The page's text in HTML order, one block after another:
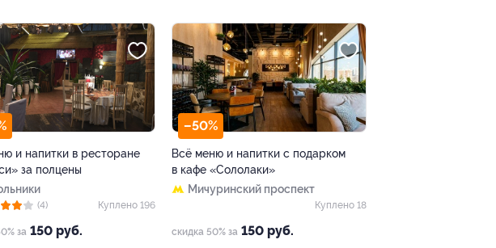
и напитки в ресторане
за полцены
за 150 руб.
(4) Куплено 196
–50%
Всё меню и напитки с подарком
в кафе «Сололаки»
Мичуринский проспект
скидка 50% за 150 руб.
Куплено 18